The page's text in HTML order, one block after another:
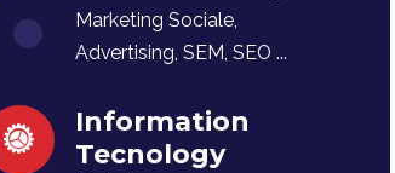
Marketing Sociale,
Advertising, SEM, SEO ...
Information
Tecnology